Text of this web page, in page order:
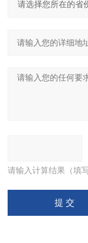
请输入计算结果（填